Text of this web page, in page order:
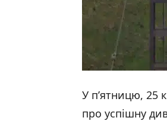
У п’ятницю, 25
про успішну